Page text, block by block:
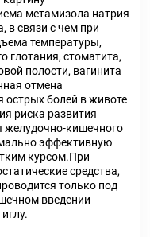
метамизола натрия
в связи с чем при
температуры,
глотания, стоматита,
полости, вагинита
отмена
острых болей в животе
риска развития
желудочно-кишечного
эффективную
курсом.При
средства,
только под
введении